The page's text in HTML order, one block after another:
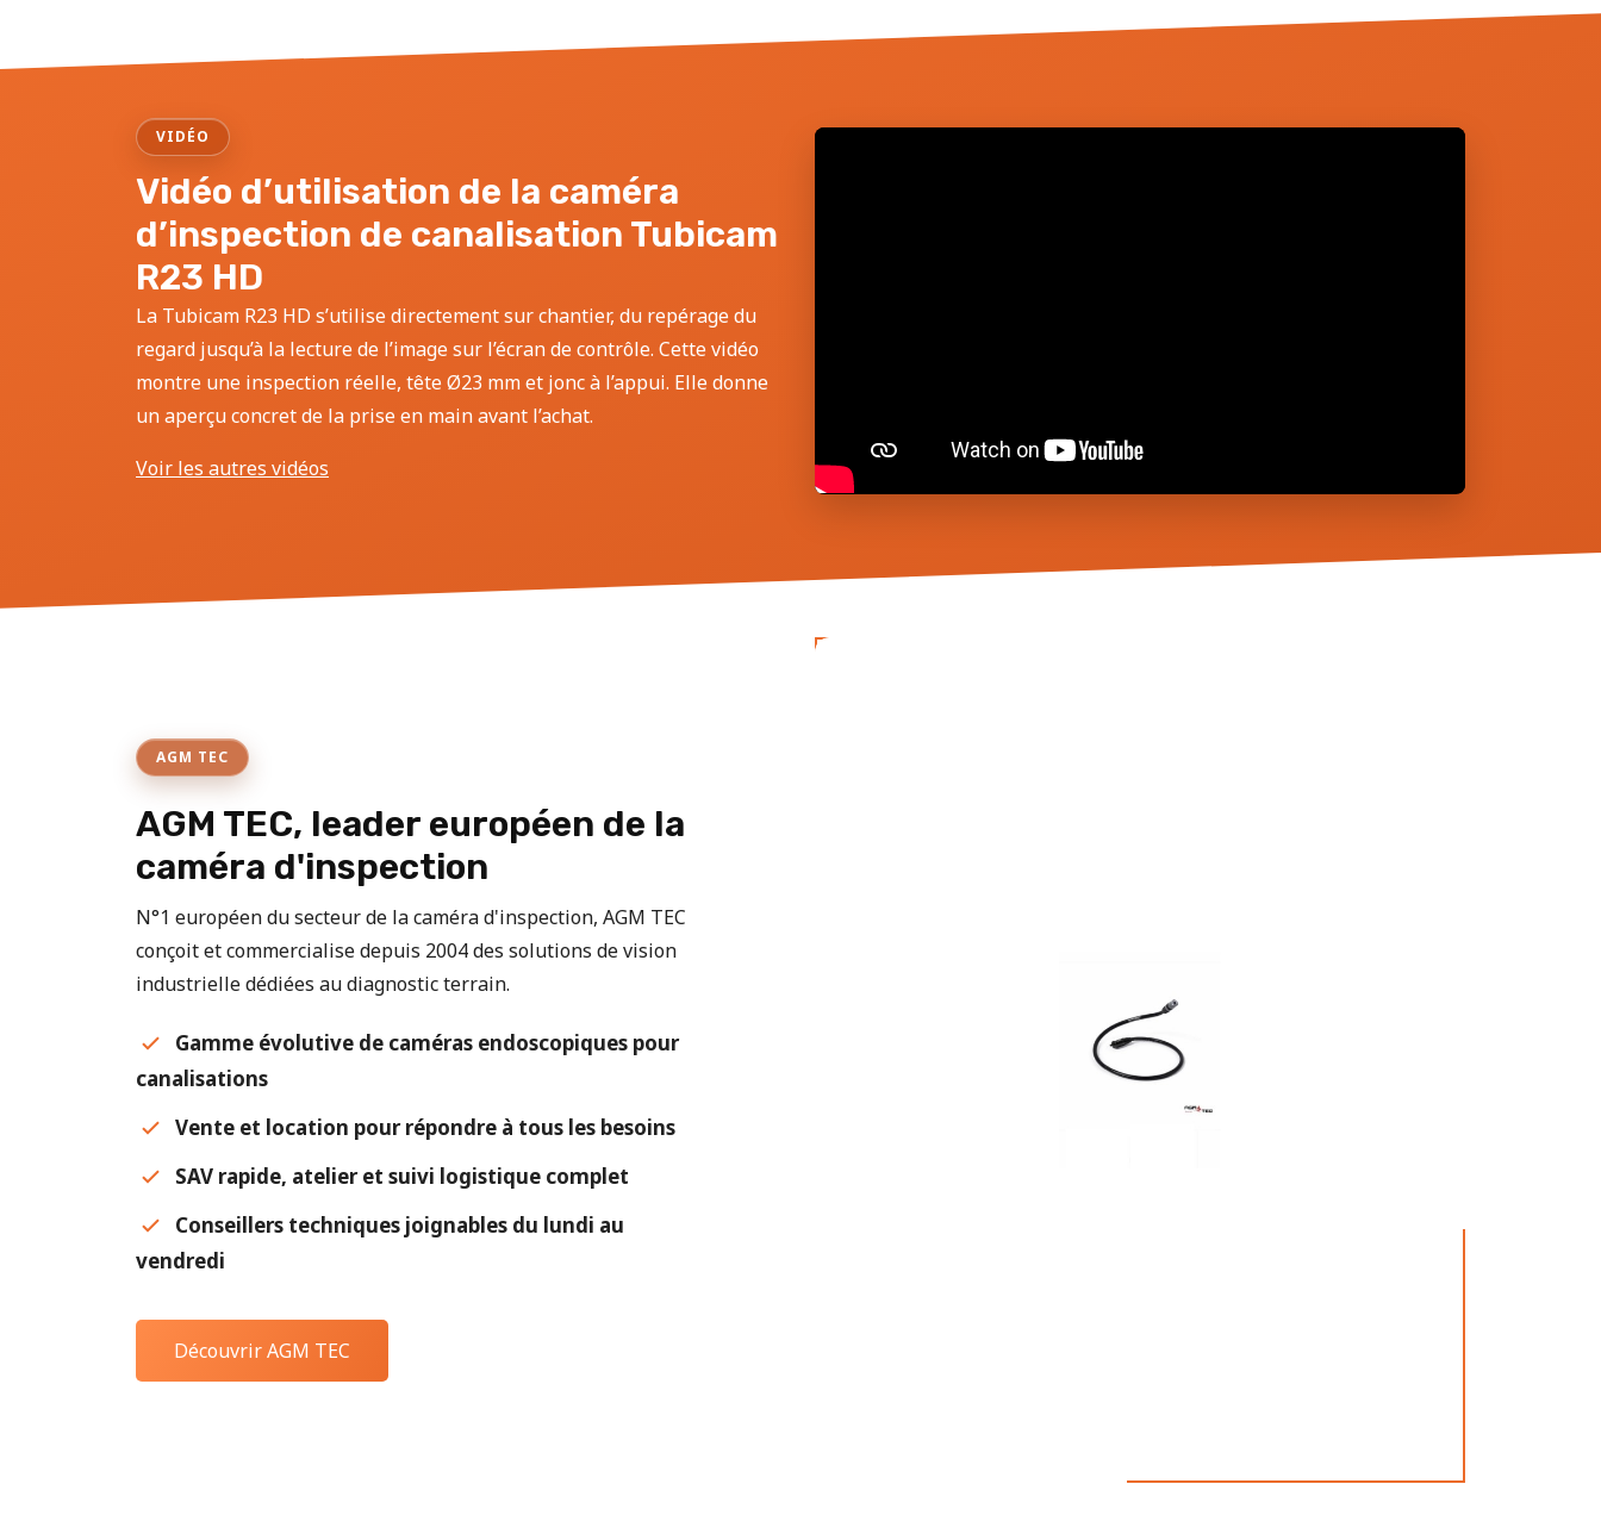
VIDÉO
Vidéo d’utilisation de la caméra
d’inspection de canalisation Tubicam
R23 HD
La Tubicam R23 HD s’utilise directement sur chantier, du repérage du
regard jusqu’à la lecture de l’image sur l’écran de contrôle. Cette vidéo
montre une inspection réelle, tête Ø23 mm et jonc à l’appui. Elle donne
un aperçu concret de la prise en main avant l’achat.
Voir les autres vidéos
AGM TEC
AGM TEC, leader européen de la
caméra d'inspection
N°1 européen du secteur de la caméra d'inspection, AGM TEC
conçoit et commercialise depuis 2004 des solutions de vision
industrielle dédiées au diagnostic terrain.
Gamme évolutive de caméras endoscopiques pour
canalisations
Vente et location pour répondre à tous les besoins
SAV rapide, atelier et suivi logistique complet
Conseillers techniques joignables du lundi au
vendredi
Découvrir AGM TEC